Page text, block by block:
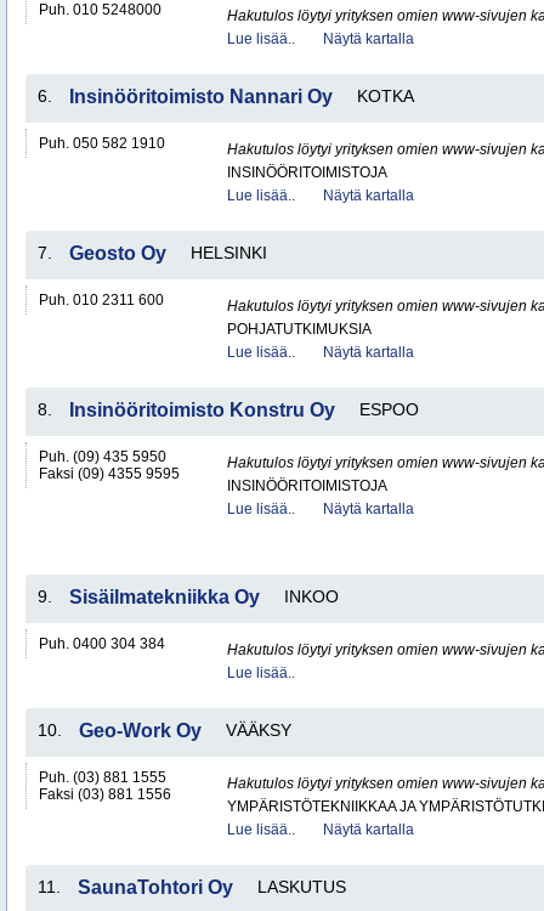
Puh. 010 5248000
Hakutulos löytyi yrityksen omien www-sivujen
Lue lisää..
Näytä kartalla
6. Insinööritoimisto Nannari Oy KOTKA
Puh. 050 582 1910
Hakutulos löytyi yrityksen omien www-sivujen
INSINÖÖRITOIMISTOJA
Lue lisää..
Näytä kartalla
7. Geosto Oy HELSINKI
Puh. 010 2311 600
Hakutulos löytyi yrityksen omien www-sivujen
POHJATUTKIMUKSIA
Lue lisää..
Näytä kartalla
8. Insinööritoimisto Konstru Oy ESPOO
Puh. (09) 435 5950
Faksi (09) 4355 9595
Hakutulos löytyi yrityksen omien www-sivujen
INSINÖÖRITOIMISTOJA
Lue lisää..
Näytä kartalla
9. Sisäilmatekniikka Oy INKOO
Puh. 0400 304 384
Hakutulos löytyi yrityksen omien www-sivujen
Lue lisää..
10. Geo-Work Oy VÄÄKSY
Puh. (03) 881 1555
Faksi (03) 881 1556
Hakutulos löytyi yrityksen omien www-sivujen
YMPÄRISTÖTEKNIIKKAA JA
Lue lisää..
Näytä kartalla
11. SaunaTohtori Oy LASKUTUS